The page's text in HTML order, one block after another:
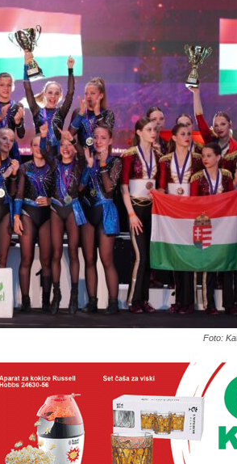
Foto: